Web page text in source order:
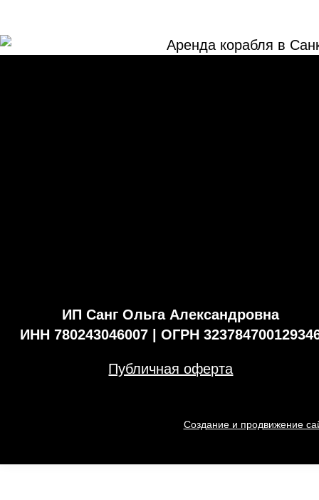
ИП Санг Ольга Александровна
ИНН 780243046007 | ОГРН
Публичная оферта
Создание и продвижение